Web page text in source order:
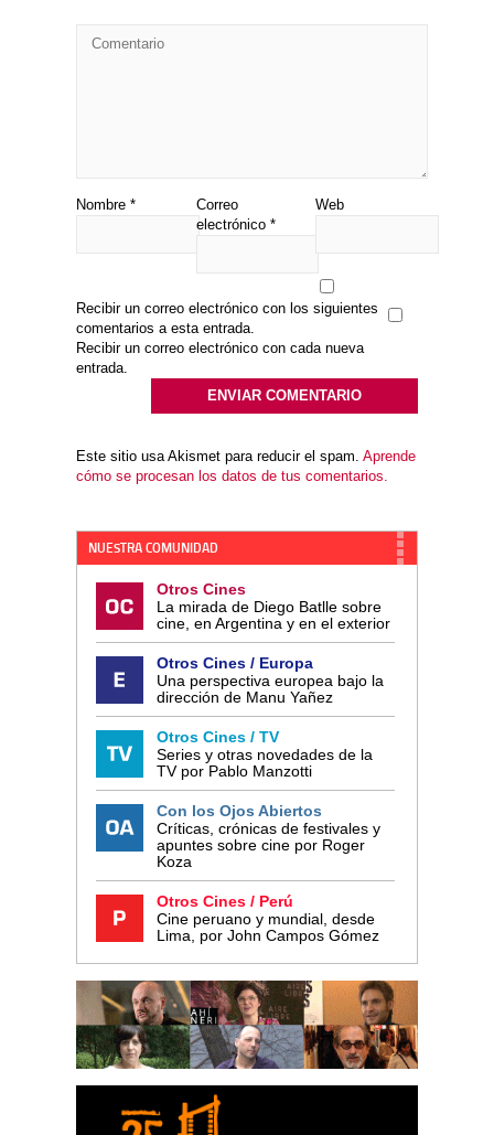
Nombre *
Correo
electrónico *
Web
Recibir un correo electrónico con los siguientes
comentarios a esta entrada.
Recibir un correo electrónico con cada nueva
entrada.
Este sitio usa Akismet para reducir el spam. Aprende
cómo se procesan los datos de tus comentarios.
NUESTRA COMUNIDAD
Otros Cines
La mirada de Diego Batlle sobre
cine, en Argentina y en el exterior
Otros Cines / Europa
Una perspectiva europea bajo la
dirección de Manu Yañez
Otros Cines / TV
Series y otras novedades de la
TV por Pablo Manzotti
Con los Ojos Abiertos
Críticas, crónicas de festivales y
apuntes sobre cine por Roger
Koza
Otros Cines / Perú
Cine peruano y mundial, desde
Lima, por John Campos Gómez